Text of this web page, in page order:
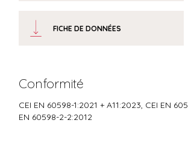
FICHE DE DONNÉES
Conformité
CEI EN 60598-1:2021 + A11:2023, CEI EN
EN 60598-2-2:2012